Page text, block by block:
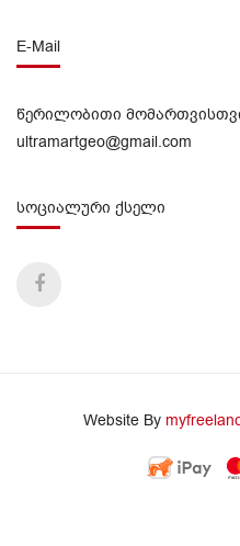
E-Mail
წერილობითი
ultramartgeo@gmail.com
სოციალური ქსელი
Website By